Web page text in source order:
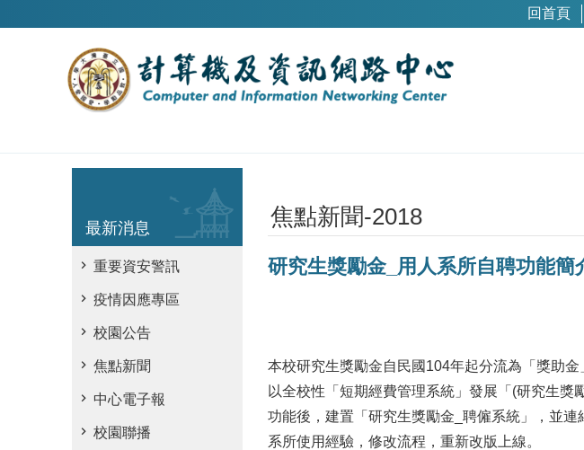
回首頁
最新消息
重要資安警訊
疫情因應專區
校園公告
焦點新聞
中心電子報
校園聯播
焦點新聞-2018
研究生獎勵金_用人系所自聘功能簡
本校研究生獎勵金自民國104年起分流為「獎助
以全校性「短期經費管理系統」發展「(研究生
功能後，建置「研究生獎勵金_聘僱系統」，並
系所使用經驗，修改流程，重新改版上線。